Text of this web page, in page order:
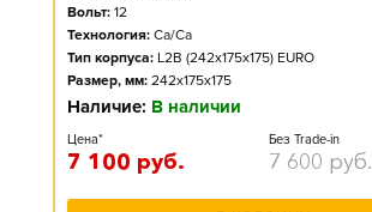
Вольт: 12
Технология: Ca/Ca
Тип корпуса: L2B (242x175x175) EURO
Размер, мм: 242x175x175
Наличие: В наличии
Цена*
7 100 руб.
Без Trade-in
7 600 руб.